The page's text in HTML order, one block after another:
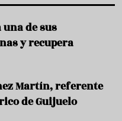
de sus
y recupera
Martín, referente
de Guijuelo